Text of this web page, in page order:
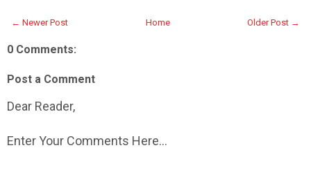
← Newer Post Older Post →
Home
0 Comments:
Post a Comment
Dear Reader,
Enter Your Comments Here...